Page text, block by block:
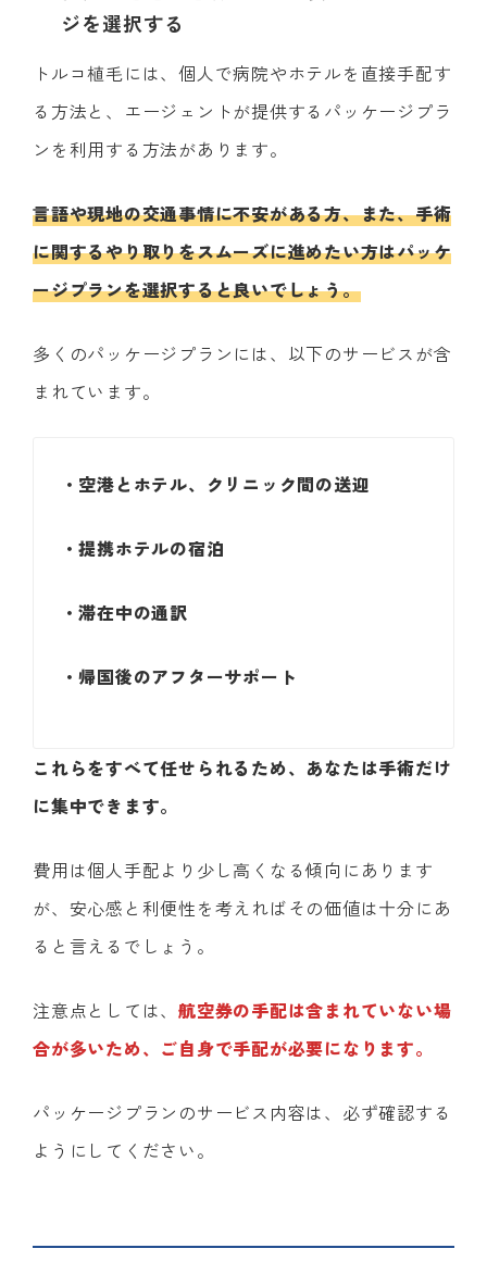
ジを選択する
トルコ植毛には、個人で病院やホテルを直接手配す
る方法と、エージェントが提供するパッケージプラ
ンを利用する方法があります。
言語や現地の交通事情に不安がある方、また、手術
に関するやり取りをスムーズに進めたい方はパッケ
ージプランを選択すると良いでしょう。
多くのパッケージプランには、以下のサービスが含
まれています。
・空港とホテル、クリニック間の送迎
・提携ホテルの宿泊
・滞在中の通訳
・帰国後のアフターサポート
これらをすべて任せられるため、あなたは手術だけ
に集中できます。
費用は個人手配より少し高くなる傾向にあります
が、安心感と利便性を考えればその価値は十分にあ
ると言えるでしょう。
注意点としては、 航空券の手配は含まれていない場
合が多いため、ご自身で手配が必要になります。
パッケージプランのサービス内容は、必ず確認する
ようにしてください。